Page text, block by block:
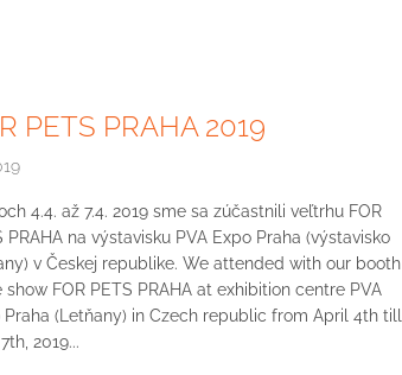
PETS PRAHA 2019
4.4. až 7.4. 2019 sme sa zúčastnili veľtrhu FOR
PRAHA na výstavisku PVA Expo Praha (výstavisko
v Českej republike. We attended with our booth
show FOR PETS PRAHA at exhibition centre PVA
Praha (Letňany) in Czech republic from April 4th till
2019...